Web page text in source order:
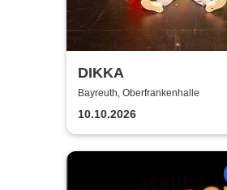
DIKKA
Bayreuth, Oberfrankenhalle
10.10.2026